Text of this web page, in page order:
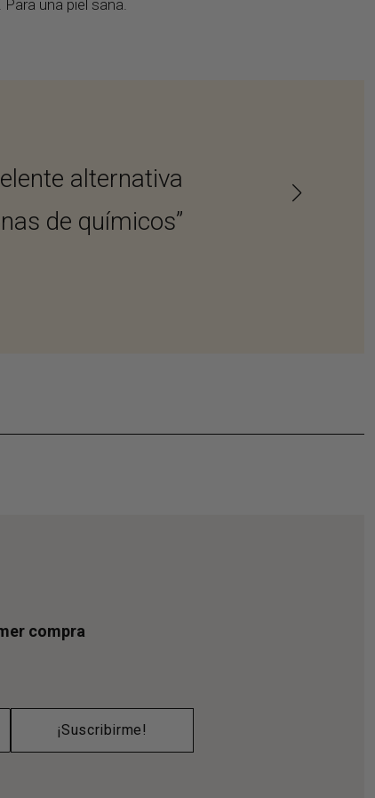
una piel sana.
alternativa
de químicos”
“...marca
compra
¡Suscribirme!